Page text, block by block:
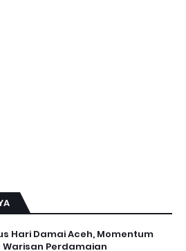
Hari Damai Aceh, Momentum
Warisan Perdamaian